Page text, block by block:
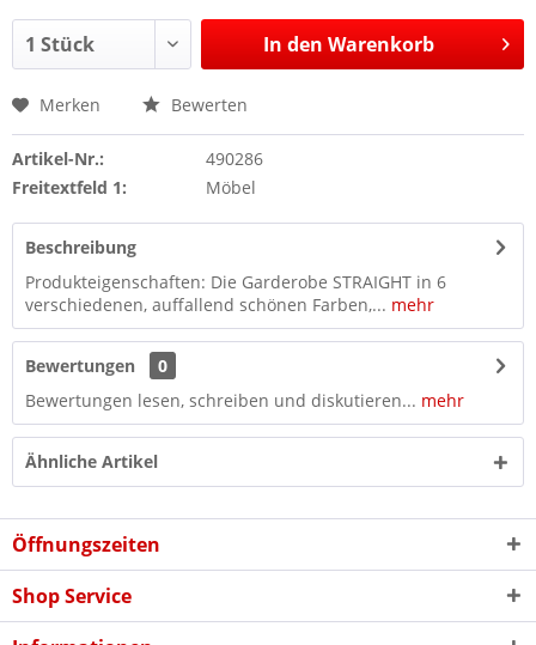
In den Warenkorb
Merken Bewerten
Artikel-Nr.:
490286
Freitextfeld 1:
Möbel
Beschreibung
Produkteigenschaften: Die Garderobe STRAIGHT in 6
verschiedenen, auffallend schönen Farben,... mehr
Bewertungen
0
Bewertungen lesen, schreiben und diskutieren... mehr
Ähnliche Artikel
Öffnungszeiten
Shop Service